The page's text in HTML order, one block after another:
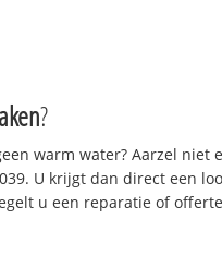
?
warm water? Aarzel niet
U krijgt dan direct een
u een reparatie of